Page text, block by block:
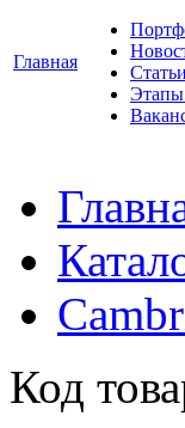
Главная
Статьи
Этапы
Код